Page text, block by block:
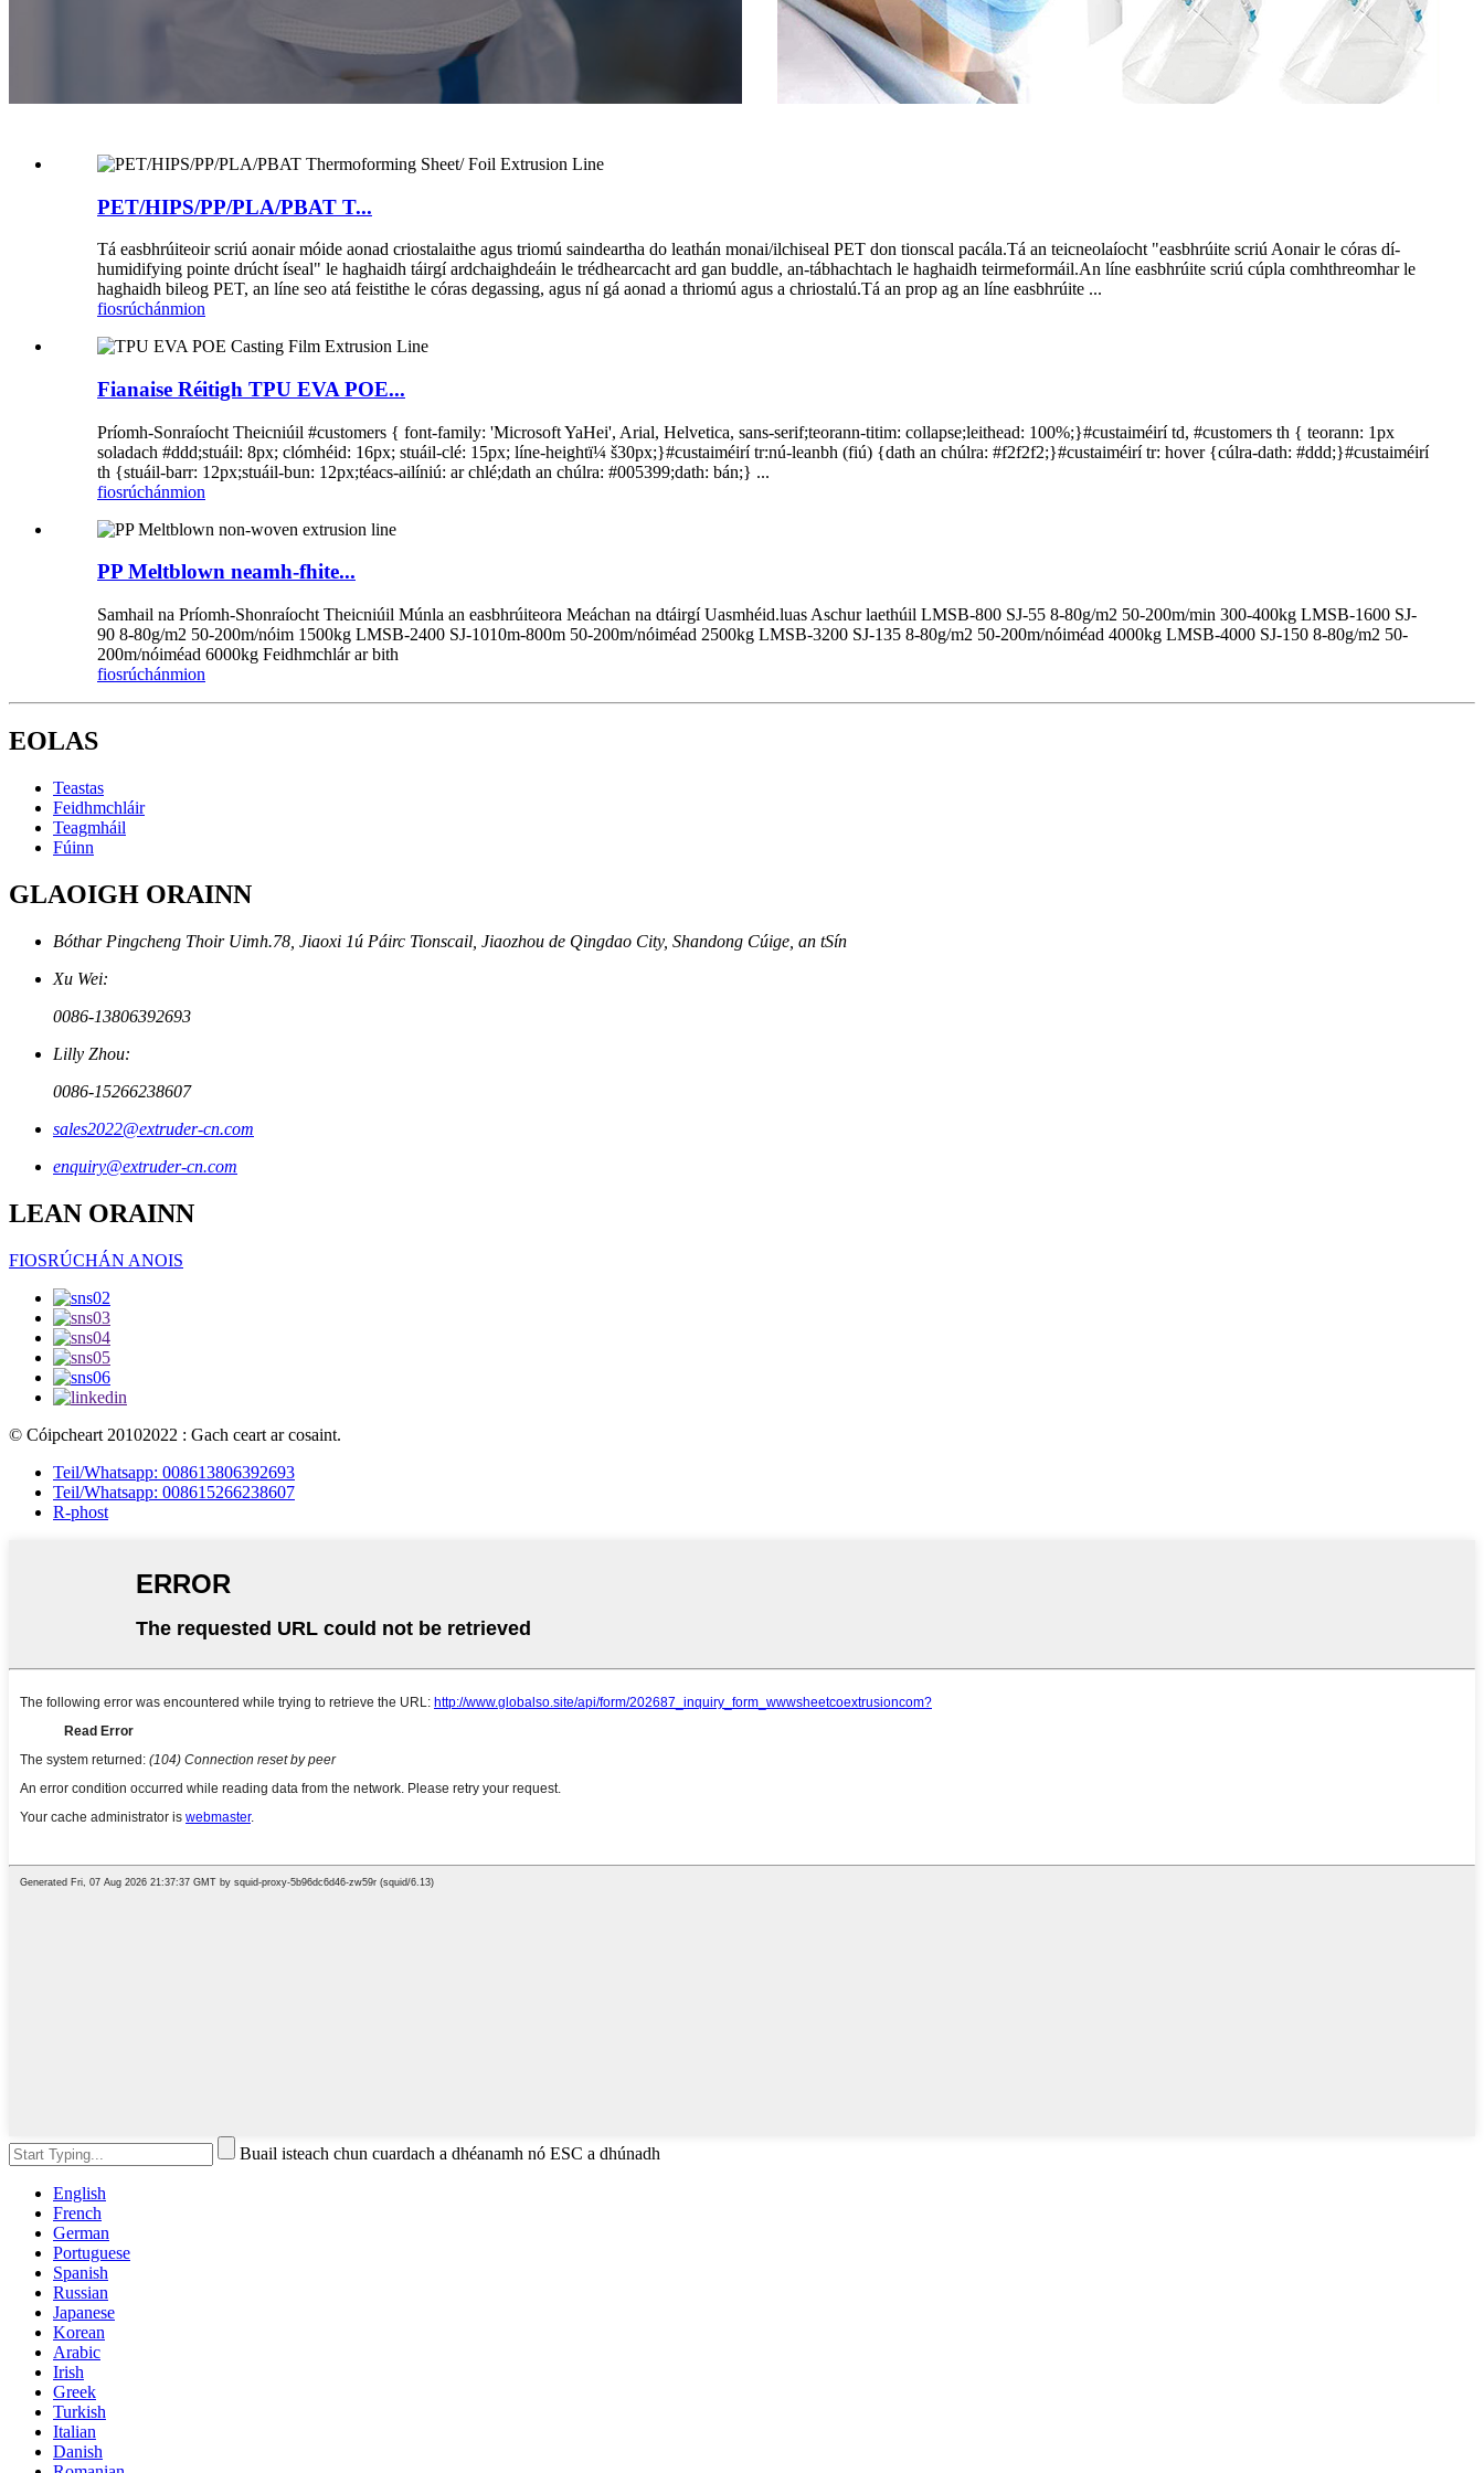
PET/HIPS/PP/PLA/PBAT T...
Tá easbhrúiteoir scriú aonair móide aonad criostalaithe agus triomú saindeartha do leathán monai/ilchiseal PET don tionscal pacála.Tá an teicneolaíocht "easbhrúite scriú Aonair le córas dí-
humidifying pointe drúcht íseal" le haghaidh táirgí ardchaighdeáin le trédhearcacht ard gan buddle, an-tábhachtach le haghaidh teirmeformáil.An líne easbhrúite scriú cúpla comhthreomhar le
haghaidh bileog PET, an líne seo atá feistithe le córas degassing, agus ní gá aonad a thriomú agus a chriostalú.Tá an prop ag an líne easbhrúite ...
fiosrúchánmion
Fianaise Réitigh TPU EVA POE...
Príomh-Sonraíocht Theicniúil #customers { font-family: 'Microsoft YaHei', Arial, Helvetica, sans-serif;teorann-titim: collapse;leithead: 100%;}#custaiméirí td, #customers th { teorann: 1px
soladach #ddd;stuáil: 8px; clómhéid: 16px; stuáil-clé: 15px; líne-heightï¼ š30px;}#custaiméirí tr:nú-leanbh (fiú) {dath an chúlra: #f2f2f2;}#custaiméirí tr: hover {cúlra-dath: #ddd;}#custaiméirí
th {stuáil-barr: 12px;stuáil-bun: 12px;téacs-ailíniú: ar chlé;dath an chúlra: #005399;dath: bán;} ...
fiosrúchánmion
PP Meltblown neamh-fhite...
Samhail na Príomh-Shonraíocht Theicniúil Múnla an easbhrúiteora Meáchan na dtáirgí Uasmhéid.luas Aschur laethúil LMSB-800 SJ-55 8-80g/m2 50-200m/min 300-400kg LMSB-1600 SJ-
90 8-80g/m2 50-200m/nóim 1500kg LMSB-2400 SJ-1010m-800m 50-200m/nóiméad 2500kg LMSB-3200 SJ-135 8-80g/m2 50-200m/nóiméad 4000kg LMSB-4000 SJ-150 8-80g/m2 50-
200m/nóiméad 6000kg Feidhmchlár ar bith
fiosrúchánmion
EOLAS
Teastas
Feidhmchláir
Teagmháil
Fúinn
GLAOIGH ORAINN
Bóthar Pingcheng Thoir Uimh.78, Jiaoxi 1ú Páirc Tionscail, Jiaozhou de Qingdao City, Shandong Cúige, an tSín
Xu Wei:
0086-13806392693
Lilly Zhou:
0086-15266238607
sales2022@extruder-cn.com
enquiry@extruder-cn.com
LEAN ORAINN
FIOSRÚCHÁN ANOIS
© Cóipcheart 20102022 : Gach ceart ar cosaint.
Teil/Whatsapp: 008613806392693
Teil/Whatsapp: 008615266238607
R-phost
Buail isteach chun cuardach a dhéanamh nó ESC a dhúnadh
English
French
German
Portuguese
Spanish
Russian
Japanese
Korean
Arabic
Irish
Greek
Turkish
Italian
Danish